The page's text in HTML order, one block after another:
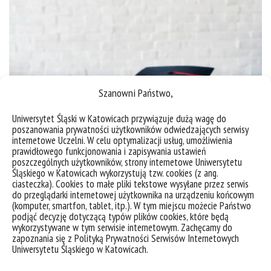
Szanowni Państwo,
Uniwersytet Śląski w Katowicach przywiązuje dużą wagę do
poszanowania prywatności użytkowników odwiedzających serwisy
internetowe Uczelni. W celu optymalizacji usług, umożliwienia
prawidłowego funkcjonowania i zapisywania ustawień
poszczególnych użytkowników, strony internetowe Uniwersytetu
Śląskiego w Katowicach wykorzystują tzw. cookies (z ang.
ciasteczka). Cookies to małe pliki tekstowe wysyłane przez serwis
do przeglądarki internetowej użytkownika na urządzeniu końcowym
(komputer, smartfon, tablet, itp.). W tym miejscu możecie Państwo
podjąć decyzję dotyczącą typów plików cookies, które będą
wykorzystywane w tym serwisie internetowym. Zachęcamy do
zapoznania się z Polityką Prywatności Serwisów Internetowych
Uniwersytetu Śląskiego w Katowicach.
Komunikat dotyczący przewodów doktorskich wszczętych
do 30 kwietnia 2019 r.
Zgodnie z brzmieniem art. 179 ust. 4 pkt 2 Ustawy z
dnia 3 lipca 2018 r. Przepisy wprowadzające ustawę
– Prawo o szkolnictwie wyższym i nauce (Dz. U. z
2018 r. poz. 1669 z późn. zm.) przewody doktorskie